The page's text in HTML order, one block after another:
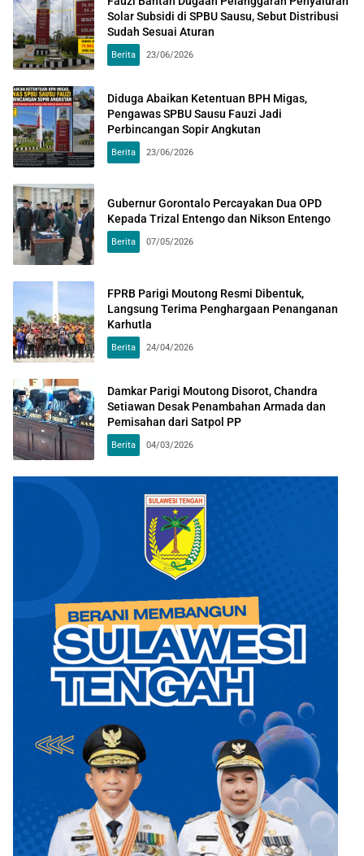
Solar Subsidi di SPBU Sausu, Sebut Distribusi
Sudah Sesuai Aturan
Berita 23/06/2026
Diduga Abaikan Ketentuan BPH Migas,
Pengawas SPBU Sausu Fauzi Jadi
Perbincangan Sopir Angkutan
Berita 23/06/2026
Gubernur Gorontalo Percayakan Dua OPD
Kepada Trizal Entengo dan Nikson Entengo
Berita 07/05/2026
FPRB Parigi Moutong Resmi Dibentuk,
Langsung Terima Penghargaan Penanganan
Karhutla
Berita 24/04/2026
Damkar Parigi Moutong Disorot, Chandra
Setiawan Desak Penambahan Armada dan
Pemisahan dari Satpol PP
Berita 04/03/2026